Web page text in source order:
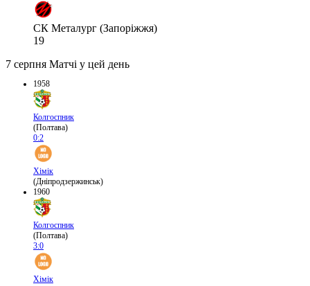
СК Металург (Запоріжжя)
19
7 серпня Матчі у цей день
1958
Колгоспник
(Полтава)
0:2
Хімік
(Дніпродзержинськ)
1960
Колгоспник
(Полтава)
3:0
Хімік